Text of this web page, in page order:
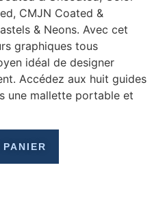
CMJN Coated &
& Neons. Avec cet
graphiques tous
idéal de designer
Accédez aux huit guides
une mallette portable et